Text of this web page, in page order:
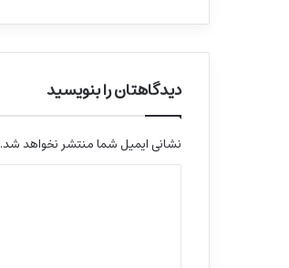
دیدگاهتان را بنویسید
نشانی ایمیل شما منتشر نخواهد شد.